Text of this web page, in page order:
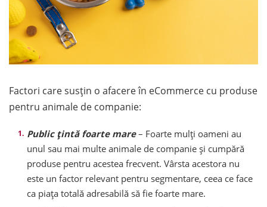
Factori care susțin o afacere în eCommerce cu produse
pentru animale de companie:
Public țintă foarte mare– Foarte mulți oameni au
unul sau mai multe animale de companie și cumpără
produse pentru acestea frecvent. Vârsta acestora nu
este un factor relevant pentru segmentare, ceea ce face
ca piața totală adresabilă să fie foarte mare.